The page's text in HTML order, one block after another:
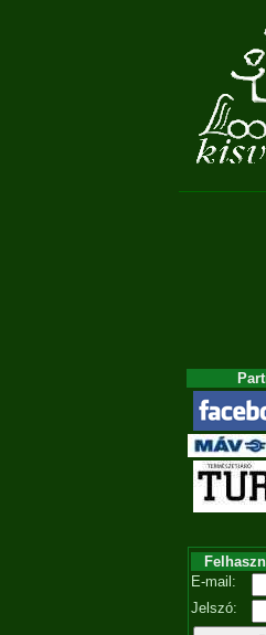
E-mail:
Jelszó: